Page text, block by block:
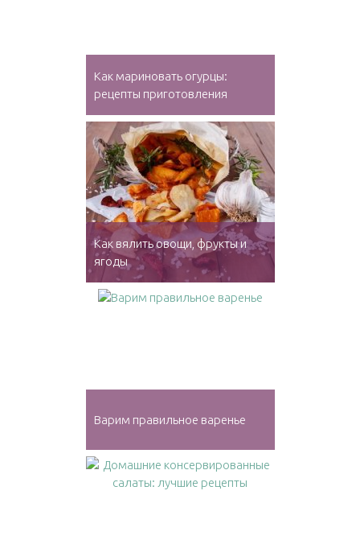
Как мариновать огурцы:
рецепты приготовления
Как вялить овощи, фрукты и
ягоды
Варим правильное варенье